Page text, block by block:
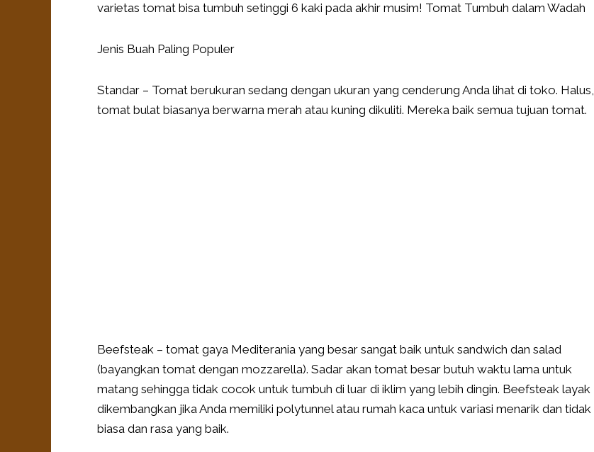
varietas tomat bisa tumbuh setinggi 6 kaki pada akhir musim! Tomat Tumbuh dalam Wadah
Jenis Buah Paling Populer
Standar – Tomat berukuran sedang dengan ukuran yang cenderung Anda lihat di toko. Halus,
tomat bulat biasanya berwarna merah atau kuning dikuliti. Mereka baik semua tujuan tomat.
Beefsteak – tomat gaya Mediterania yang besar sangat baik untuk sandwich dan salad
(bayangkan tomat dengan mozzarella). Sadar akan tomat besar butuh waktu lama untuk
matang sehingga tidak cocok untuk tumbuh di luar di iklim yang lebih dingin. Beefsteak layak
dikembangkan jika Anda memiliki polytunnel atau rumah kaca untuk variasi menarik dan tidak
biasa dan rasa yang baik.